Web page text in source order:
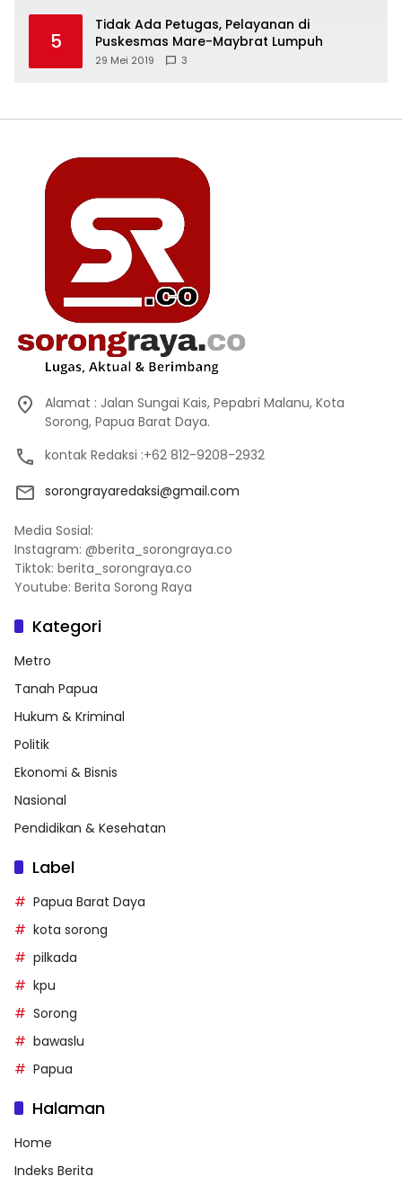
5
Tidak Ada Petugas, Pelayanan di
Puskesmas Mare-Maybrat Lumpuh
29 Mei 2019 3
Alamat : Jalan Sungai Kais, Pepabri Malanu, Kota
Sorong, Papua Barat Daya.
kontak Redaksi :+62 812-9208-2932
sorongrayaredaksi@gmail.com
Media Sosial:
Instagram: @berita_sorongraya.co
Tiktok: berita_sorongraya.co
Youtube: Berita Sorong Raya
Kategori
Metro
Tanah Papua
Hukum & Kriminal
Politik
Ekonomi & Bisnis
Nasional
Pendidikan & Kesehatan
Label
Papua Barat Daya
kota sorong
pilkada
kpu
Sorong
bawaslu
Papua
Halaman
Home
Indeks Berita